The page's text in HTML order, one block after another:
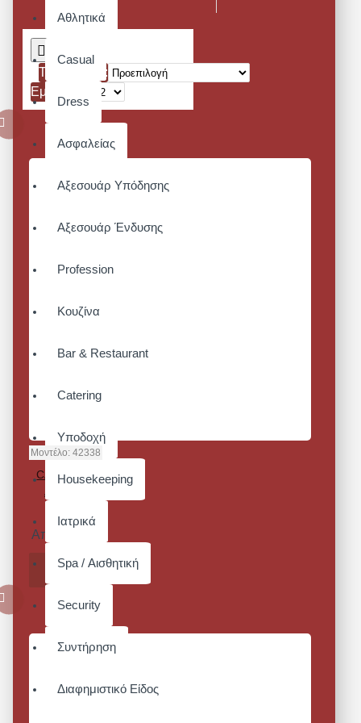
Αθλητικά
Casual
Dress
Ασφαλείας
Αξεσουάρ Υπόδησης
Αξεσουάρ Ένδυσης
Profession
Κουζίνα
Bar & Restaurant
Catering
Υποδοχή
Housekeeping
Ιατρικά
Spa / Αισθητική
Security
Συντήρηση
Διαφημιστικό Είδος
Ταξινόμηση:
Εμφάνιση:
Μοντέλο: 42338
CATER ECO
ΑΝΔΡΙΚΟ
Από 91,00€
ΚΑΛΆΘΙ